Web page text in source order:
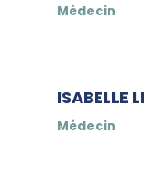
Médecin
ISABELLE
Médecin